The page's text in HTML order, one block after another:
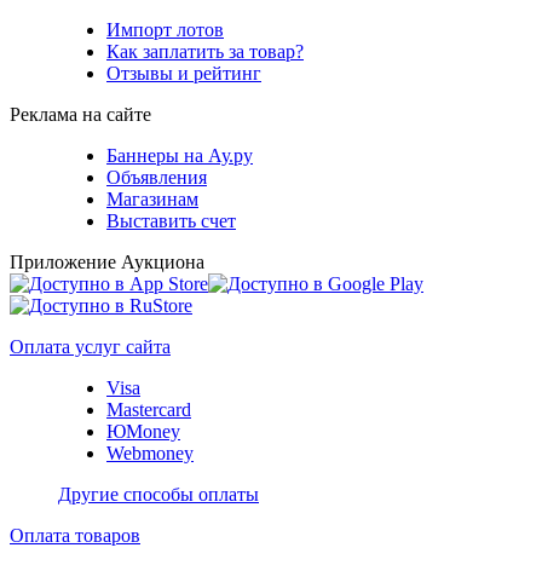
Импорт лотов
Как заплатить за товар?
Отзывы и рейтинг
Реклама на сайте
Баннеры на Ау.ру
Объявления
Магазинам
Выставить счет
Приложение Аукциона
Оплата услуг сайта
Visa
Mastercard
ЮMoney
Webmoney
Другие способы оплаты
Оплата товаров